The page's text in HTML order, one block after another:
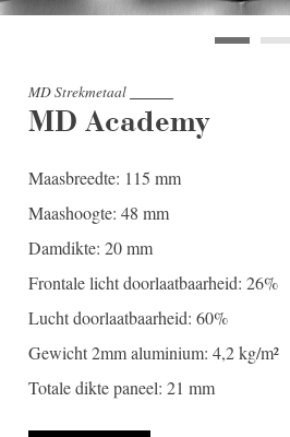
MD Strekmetaal
MD Academy
Maasbreedte: 115 mm
Maashoogte: 48 mm
Damdikte: 20 mm
Frontale licht doorlaatbaarheid: 26%
Lucht doorlaatbaarheid: 60%
Gewicht 2mm aluminium: 4,2 kg/m²
Totale dikte paneel: 21 mm